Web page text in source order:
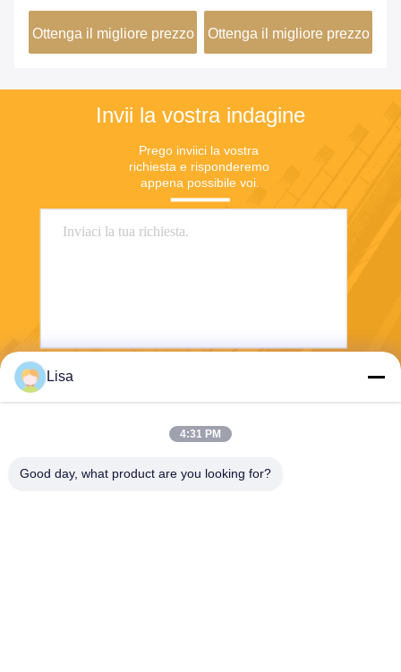
IEC utilizzato per centrale
termoelettrica
Ottenga il migliore prezzo
con schermatura a treccia
di rame
Ottenga il migliore prezzo
Invii la vostra indagine
Prego inviici la vostra
richiesta e risponderemo
appena possibile voi.
Lisa
4:31 PM
Good day, what product are you looking for?